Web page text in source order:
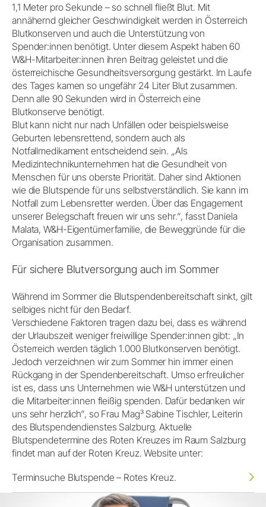
1,1 Meter pro Sekunde – so schnell fließt Blut. Mit
annähernd gleicher Geschwindigkeit werden in Österreich
Blutkonserven und auch die Unterstützung von
Spender:innen benötigt. Unter diesem Aspekt haben 60
W&H-Mitarbeiter:innen ihren Beitrag geleistet und die
österreichische Gesundheitsversorgung gestärkt. Im Laufe
des Tages kamen so ungefähr 24 Liter Blut zusammen.
Denn alle 90 Sekunden wird in Österreich eine
Blutkonserve benötigt.
Blut kann nicht nur nach Unfällen oder beispielsweise
Geburten lebensrettend, sondern auch als
Notfallmedikament entscheidend sein. „Als
Medizintechnikunternehmen hat die Gesundheit von
Menschen für uns oberste Priorität. Daher sind Aktionen
wie die Blutspende für uns selbstverständlich. Sie kann im
Notfall zum Lebensretter werden. Über das Engagement
unserer Belegschaft freuen wir uns sehr.“, fasst Daniela
Malata, W&H-Eigentümerfamilie, die Beweggründe für die
Organisation zusammen.
Für sichere Blutversorgung auch im Sommer
Während im Sommer die Blutspendenbereitschaft sinkt, gilt
selbiges nicht für den Bedarf.
Verschiedene Faktoren tragen dazu bei, dass es während
der Urlaubszeit weniger freiwillige Spender:innen gibt: „In
Österreich werden täglich 1.000 Blutkonserven benötigt.
Jedoch verzeichnen wir zum Sommer hin immer einen
Rückgang in der Spendenbereitschaft. Umso erfreulicher
ist es, dass uns Unternehmen wie W&H unterstützen und
die Mitarbeiter:innen fleißig spenden. Dafür bedanken wir
uns sehr herzlich“, so Frau Mag³ Sabine Tischler, Leiterin
des Blutspendendienstes Salzburg. Aktuelle
Blutspendetermine des Roten Kreuzes im Raum Salzburg
findet man auf der Roten Kreuz. Website unter:
Terminsuche Blutspende – Rotes Kreuz.